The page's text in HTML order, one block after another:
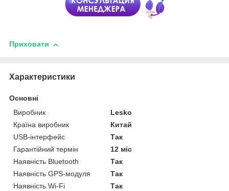
Приховати
Характеристики
Основні
Виробник
Lesko
Країна виробник
Китай
USB-інтерфейс
Так
Гарантійний термін
12 міс
Наявність Bluetooth
Так
Наявність GPS-модуля
Так
Наявність Wi-Fi
Так